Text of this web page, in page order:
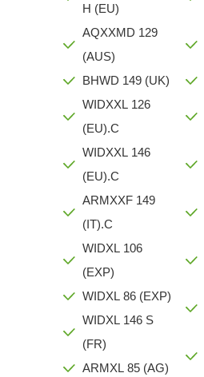
H (EU)
AQXXMD 129
(AUS)
BHWD 149 (UK)
WIDXXL 126
(EU).C
WIDXXL 146
(EU).C
ARMXXF 149
(IT).C
WIDXL 106
(EXP)
WIDXL 86 (EXP)
WIDXL 146 S
(FR)
ARMXL 85 (AG)